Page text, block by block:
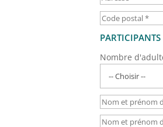
PARTICIPANTS
Nombre